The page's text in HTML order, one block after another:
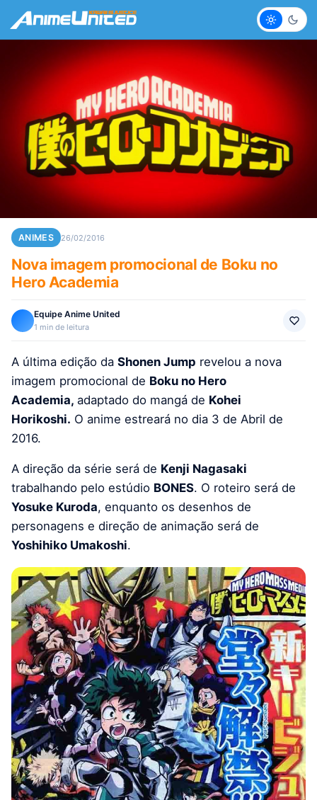
Claro
ANIMES 26/02/2016
Nova imagem promocional de Boku no
Hero Academia
Equipe Anime United
1 min de leitura
A última edição da Shonen Jump revelou a nova
imagem promocional de Boku no Hero
Academia, adaptado do mangá de Kohei
Horikoshi. O anime estreará no dia 3 de Abril de
2016.
A direção da série será de Kenji Nagasaki
trabalhando pelo estúdio BONES. O roteiro será de
Yosuke Kuroda, enquanto os desenhos de
personagens e direção de animação será de
Yoshihiko Umakoshi.